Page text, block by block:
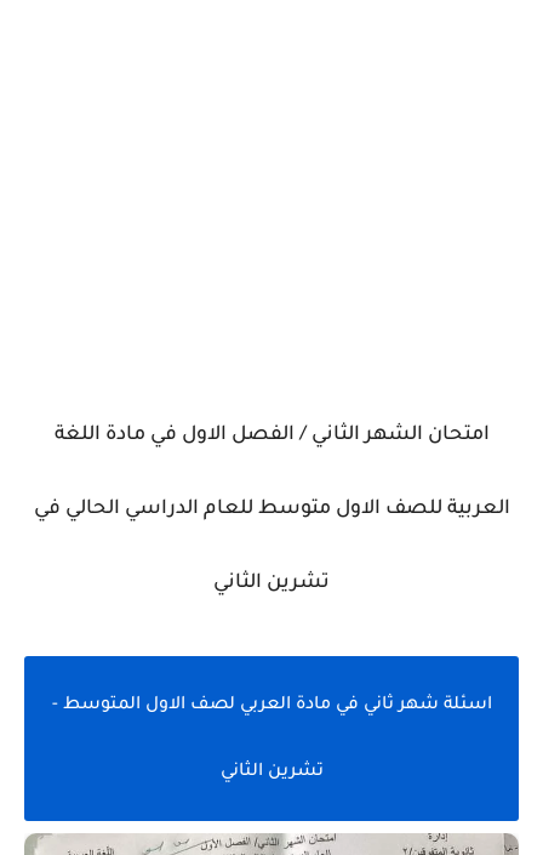
امتحان الشهر الثاني / الفصل الاول في مادة اللغة
العربية للصف الاول متوسط للعام الدراسي الحالي في
تشرين الثاني
اسئلة شهر ثاني في مادة العربي لصف الاول المتوسط -
تشرين الثاني